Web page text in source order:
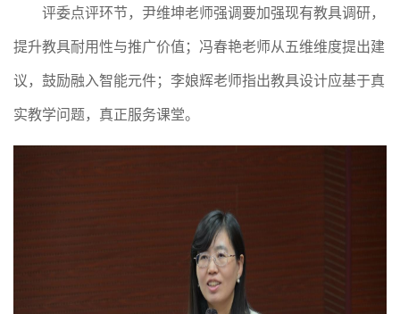
评委点评环节，尹维坤老师强调要加强现有教具调研，
提升教具耐用性与推广价值；冯春艳老师从五维维度提出建
议，鼓励融入智能元件；李娘辉老师指出教具设计应基于真
实教学问题，真正服务课堂。